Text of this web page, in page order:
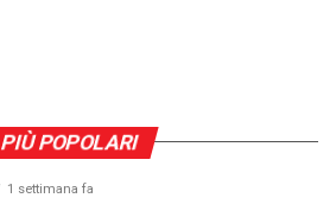
PIÙ POPOLARI
1 settimana fa